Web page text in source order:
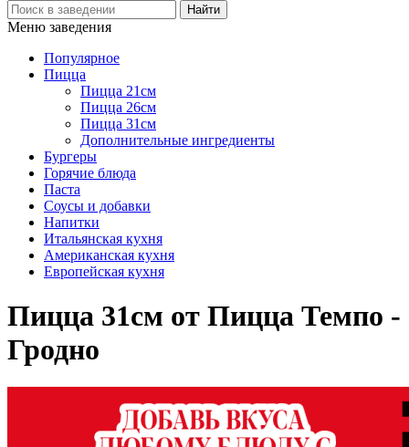
Меню заведения
Популярное
Пицца
Пицца 21см
Пицца 26см
Пицца 31см
Дополнительные ингредиенты
Бургеры
Горячие блюда
Паста
Соусы и добавки
Напитки
Итальянская кухня
Американская кухня
Европейская кухня
Пицца 31см от Пицца Темпо -
Гродно